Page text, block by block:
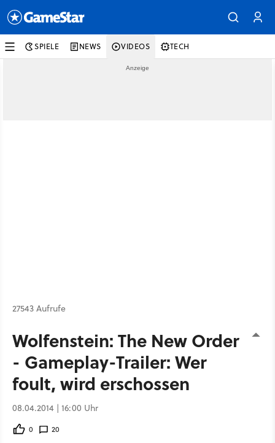
SPIELE NEWS VIDEOS TECH
27543 Aufrufe
Wolfenstein: The New Order
- Gameplay-Trailer: Wer
foult, wird erschossen
08.04.2014 | 16:00 Uhr
0 20